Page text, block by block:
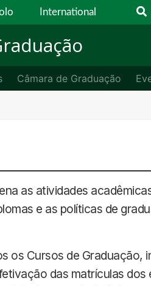
International
Câmara de Graduação
as atividades
e as políticas de
os Cursos de Graduação,
das matrículas dos